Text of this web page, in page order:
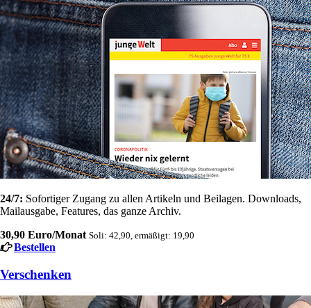
24/7: Sofortiger Zugang zu allen Artikeln und Beilagen. Downloads,
Mailausgabe, Features, das ganze Archiv.
30,90 Euro/Monat Soli: 42,90, ermäßigt: 19,90
Bestellen
Verschenken